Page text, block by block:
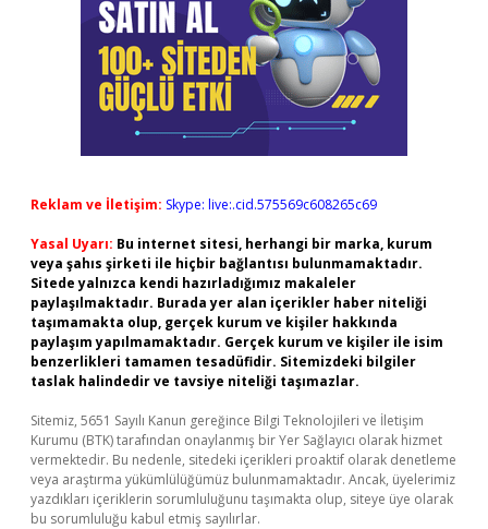
Reklam ve İletişim: Skype: live:.cid.575569c608265c69
Yasal Uyarı: Bu internet sitesi, herhangi bir marka, kurum
veya şahıs şirketi ile hiçbir bağlantısı bulunmamaktadır.
Sitede yalnızca kendi hazırladığımız makaleler
paylaşılmaktadır. Burada yer alan içerikler haber niteliği
taşımamakta olup, gerçek kurum ve kişiler hakkında
paylaşım yapılmamaktadır. Gerçek kurum ve kişiler ile isim
benzerlikleri tamamen tesadüfidir. Sitemizdeki bilgiler
taslak halindedir ve tavsiye niteliği taşımazlar.
Sitemiz, 5651 Sayılı Kanun gereğince Bilgi Teknolojileri ve İletişim
Kurumu (BTK) tarafından onaylanmış bir Yer Sağlayıcı olarak hizmet
vermektedir. Bu nedenle, sitedeki içerikleri proaktif olarak denetleme
veya araştırma yükümlülüğümüz bulunmamaktadır. Ancak, üyelerimiz
yazdıkları içeriklerin sorumluluğunu taşımakta olup, siteye üye olarak
bu sorumluluğu kabul etmiş sayılırlar.